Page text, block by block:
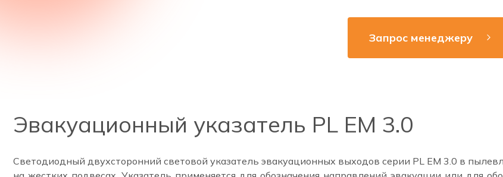
Дополнительные опции
Запрос менеджеру
Эвакуационный указатель PL EM 3.0
Светодиодный двухсторонний световой указатель эвакуационных выходов серии PL EM 3.0 в